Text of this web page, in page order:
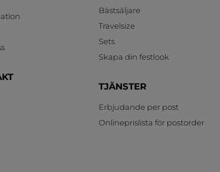
Bästsäljare
Travelsize
Sets
Skapa din festlook
TJÄNSTER
Erbjudande per post
Onlineprislista för postorder